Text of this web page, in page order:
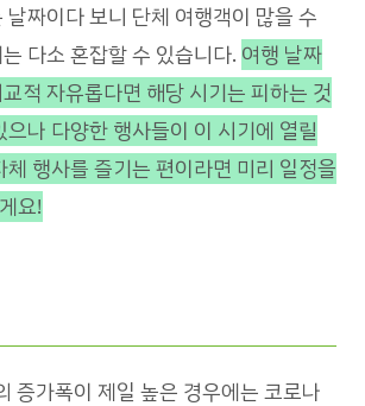
짜이다 보니 단체 여행객이 많을 수
다소 혼잡할 수 있습니다. 여행 날짜
적 자유롭다면 해당 시기는 피하는 것
나 다양한 행사들이 이 시기에 열릴
행사를 즐기는 편이라면 미리 일정을
요!
증가폭이 제일 높은 경우에는 코로나